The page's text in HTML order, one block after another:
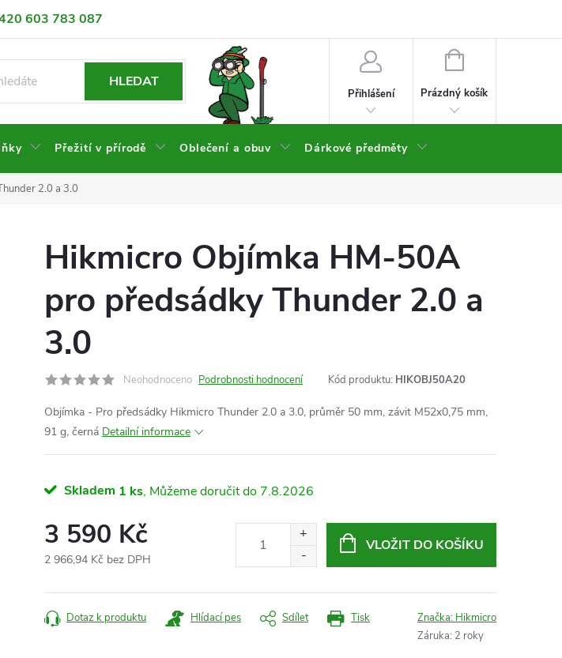
603 783 087
HLEDAT
Přihlášení
NÁKUPNÍ
Prázdný košík
Přežití v přírodě Oblečení a obuv Dárkové předměty
2.0 a 3.0
Hikmicro Objímka HM-50A
pro předsádky Thunder 2.0 a
3.0
Neohodnoceno Podrobnosti hodnocení Kód produktu: HIKOBJ50A20
Objímka - Pro předsádky Hikmicro Thunder 2.0 a 3.0, průměr 50 mm, závit M52x0,75 mm,
91 g, černá Detailní informace
Skladem 1 ks 7.8.2026
3 590 Kč
2 966,94 Kč bez DPH
cena:
VLOŽIT DO KOŠÍKU
Tisk
Dotaz k produktu Hlídací pes Sdílet Značka: Hikmicro
Záruka: 2 roky